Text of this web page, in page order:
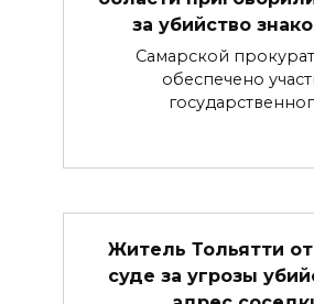
за убийство
Самарской
обеспечено
Житель Тольятти
суде за угрозы